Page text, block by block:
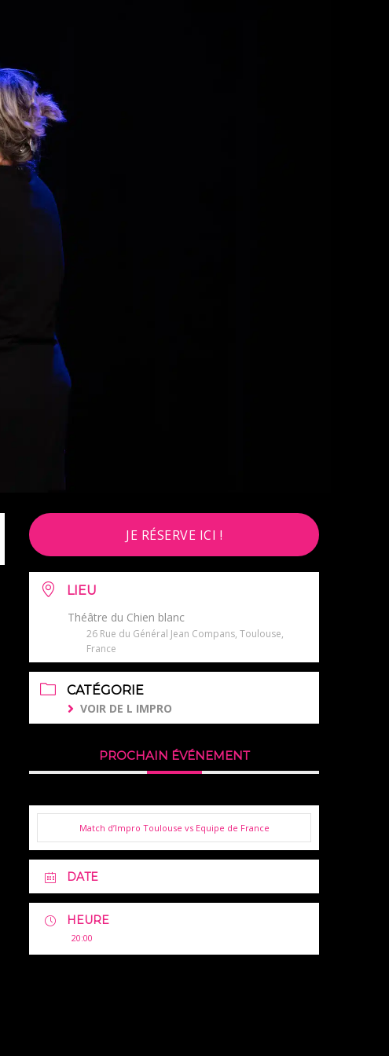
JE RÉSERVE ICI !
LIEU
Théâtre du Chien blanc
26 Rue du Général Jean Compans, Toulouse,
France
CATÉGORIE
VOIR DE L IMPRO
PROCHAIN ÉVÉNEMENT
Match d’Impro Toulouse vs Equipe de France
DATE
HEURE
20:00